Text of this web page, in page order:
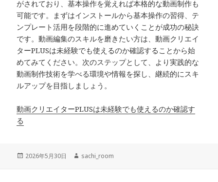
がされており、基本操作を覚えれば本格的な動画制作も
可能です。まずはインストールから基本操作の習得、テ
ンプレート活用を段階的に進めていくことが成功の秘訣
です。動画編集のスキルを磨きたい方は、動画クリエイ
ターPLUSは未経験でも使えるのか確認することから始
めてみてください。次のステップとして、より実践的な
動画制作技術を学べる環境や情報を探し、継続的にスキ
ルアップを目指しましょう。
動画クリエイターPLUSは未経験でも使えるのか確認す
る
投
2026年5月30日
作
sachi_room